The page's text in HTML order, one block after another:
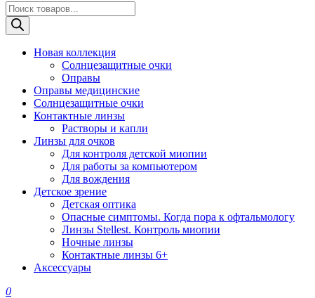
Поиск
товаров
Новая коллекция
Солнцезащитные очки
Оправы
Оправы медицинские
Солнцезащитные очки
Контактные линзы
Растворы и капли
Линзы для очков
Для контроля детской миопии
Для работы за компьютером
Для вождения
Детское зрение
Детская оптика
Опасные симптомы. Когда пора к офтальмологу
Линзы Stellest. Контроль миопии
Ночные линзы
Контактные линзы 6+
Аксессуары
0